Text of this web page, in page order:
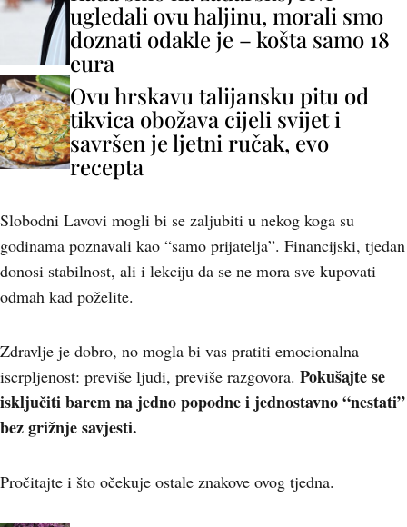
ugledali ovu haljinu, morali smo
doznati odakle je – košta samo 18
eura
Ovu hrskavu talijansku pitu od
tikvica obožava cijeli svijet i
savršen je ljetni ručak, evo
recepta
Slobodni Lavovi mogli bi se zaljubiti u nekog koga su
godinama poznavali kao “samo prijatelja”. Financijski, tjedan
donosi stabilnost, ali i lekciju da se ne mora sve kupovati
odmah kad poželite.
Zdravlje je dobro, no mogla bi vas pratiti emocionalna
iscrpljenost: previše ljudi, previše razgovora. Pokušajte se
isključiti barem na jedno popodne i jednostavno “nestati”
bez grižnje savjesti.
Pročitajte i što očekuje ostale znakove ovog tjedna.